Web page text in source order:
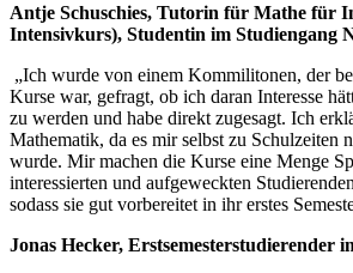
Antje Schuschies, Tutorin für Mathe für
Intensivkurs), Studentin im Studiengang
„Ich wurde von einem Kommilitonen, der
Kurse war, gefragt, ob ich daran Interesse
zu werden und habe direkt zugesagt. Ich
Mathematik, da es mir selbst zu Schulzeiten
wurde. Mir machen die Kurse eine Menge
interessierten und aufgeweckten
sodass sie gut vorbereitet in ihr erstes
Jonas Hecker, Erstsemesterstudierender